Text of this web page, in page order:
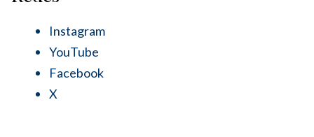
Instagram
YouTube
Facebook
X